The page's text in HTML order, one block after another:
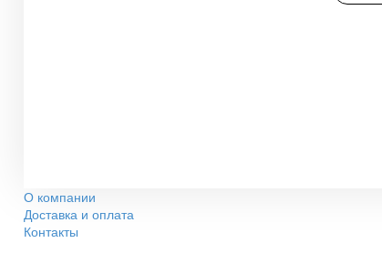
О компании
Доставка и оплата
Контакты